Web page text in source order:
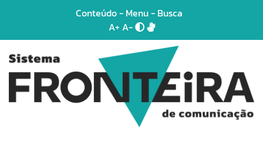
Conteúdo- Menu- Busca
A+ A-